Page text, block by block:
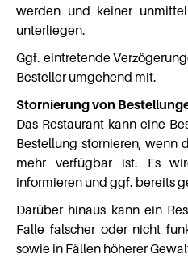
werden und keiner
unterliegen.
Ggf. eintretende
Besteller umgehend mit.
Stornierung von
Das Restaurant kann eine
Bestellung stornieren, wenn
mehr verfügbar ist. Es
informieren und ggf. bereits
Darüber hinaus kann ein
Falle falscher oder nicht
sowie in Fällen höherer